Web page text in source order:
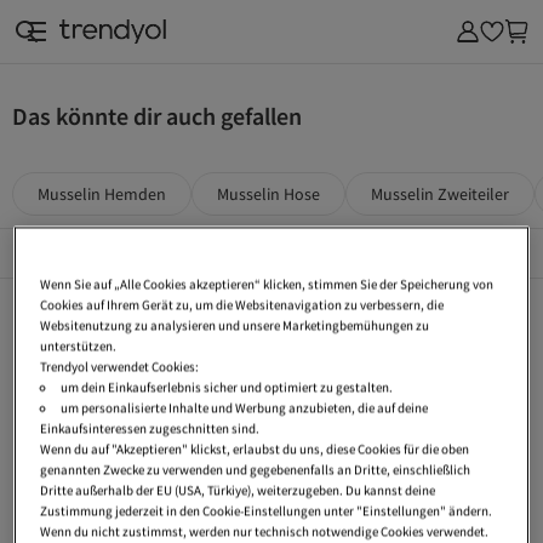
Das könnte dir auch gefallen
Musselin Hemden Musselin Hose Musselin Zweiteiler
Kickers Nike
adidas
New Balance
s.Oliver
The North Face
Birkenstock
Wellensteyn
Calvin Klein
UGG
Hollister
Vans
Dr Martens
Ralph Lauren
Lee
Wenn Sie auf „Alle Cookies akzeptieren“ klicken, stimmen Sie der Speicherung von
Cookies auf Ihrem Gerät zu, um die Websitenavigation zu verbessern, die
Websitenutzung zu analysieren und unsere Marketingbemühungen zu
unterstützen.
Trendyol verwendet Cookies:
um dein Einkaufserlebnis sicher und optimiert zu gestalten.
um personalisierte Inhalte und Werbung anzubieten, die auf deine
Einkaufsinteressen zugeschnitten sind.
Wenn du auf "Akzeptieren" klickst, erlaubst du uns, diese Cookies für die oben
genannten Zwecke zu verwenden und gegebenenfalls an Dritte, einschließlich
Dritte außerhalb der EU (USA, Türkiye), weiterzugeben. Du kannst deine
Zustimmung jederzeit in den Cookie-Einstellungen unter "Einstellungen" ändern.
Wenn du nicht zustimmst, werden nur technisch notwendige Cookies verwendet.